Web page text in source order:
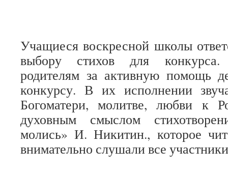
Учащиеся воскресной школы
выбору стихов для
родителям за активную помощь
конкурсу. В их исполнении
Богоматери, молитве, любви к
духовным смыслом
молись» И. Никитин., которое
внимательно слушали все